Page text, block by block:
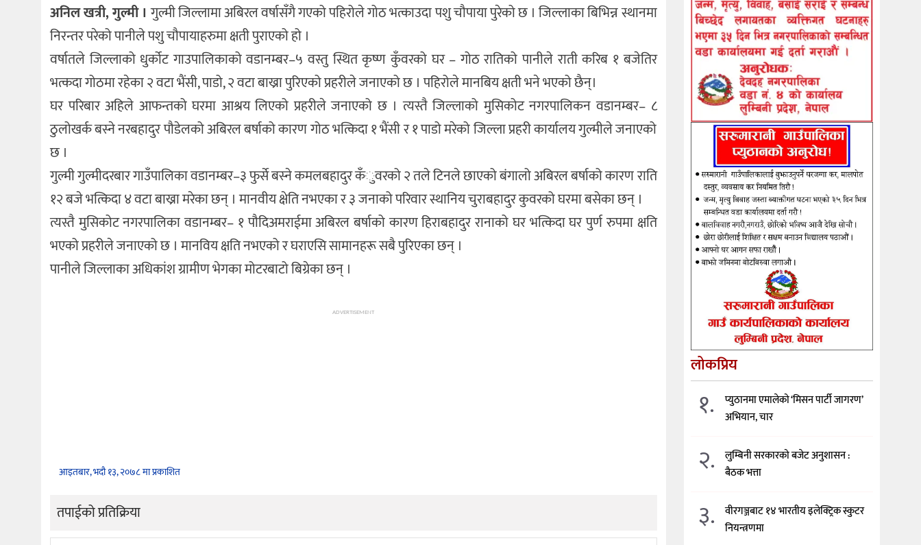
अनिल खत्री, गुल्मी । गुल्मी जिल्लामा अबिरल वर्षासँगै गएको पहिरोले गोठ भत्काउदा पशु चौपाया पुरेको छ । जिल्लाका बिभिन्न स्थानमा
निरन्तर परेको पानीले पशु चौपायाहरुमा क्षती पुराएको हो ।
वर्षातले जिल्लाको धुर्कोट गाउपालिकाको वडानम्बर–५ वस्तु स्थित कृष्ण कुँवरको घर – गोठ रातिको पानीले राती करिब १ बजेतिर
भत्कदा गोठमा रहेका २ वटा भैंसी, पाडो, २ वटा बाख्रा पुरिएको प्रहरीले जनाएको छ । पहिरोले मानबिय क्षती भने भएको छैन्।
घर परिबार अहिले आफन्तको घरमा आश्रय लिएको प्रहरीले जनाएको छ । त्यस्तै जिल्लाको मुसिकोट नगरपालिकन वडानम्बर– ८
ठुलोखर्क बस्ने नरबहादुर पौडेलको अबिरल बर्षाको कारण गोठ भत्किदा १ भैंसी र १ पाडो मरेको जिल्ला प्रहरी कार्यालय गुल्मीले जनाएको
छ ।
गुल्मी गुल्मीदरबार गाउँपालिका वडानम्बर–३ फुर्से बस्ने कमलबहादुर कँुवरको २ तले टिनले छाएको बंगालो अबिरल बर्षाको कारण राति
१२ बजे भत्किदा ४ वटा बाख्रा मरेका छन् । मानवीय क्षेति नभएका र ३ जनाको परिवार स्थानिय चुराबहादुर कुवरको घरमा बसेका छन् ।
त्यस्तै मुसिकोट नगरपालिका वडानम्बर– १ पौदिअमराईमा अबिरल बर्षाको कारण हिराबहादुर रानाको घर भत्किदा घर पुर्ण रुपमा क्षति
भएको प्रहरीले जनाएको छ । मानविय क्षति नभएको र घराएसि सामानहरू सबै पुरिएका छन् ।
पानीले जिल्लाका अधिकांश ग्रामीण भेगका मोटरबाटो बिग्रेका छन् ।
ADVERTISEMENT
आइतबार, भदौ १३, २०७८ मा प्रकाशित
तपाईको प्रतिक्रिया
लोकप्रिय
१.
प्युठानमा एमालेको ‘मिसन पार्टी जागरण’
अभियान, चार
२.
लुम्बिनी सरकारको बजेट अनुशासन :
बैठक भत्ता
३.
वीरगञ्जबाट १४ भारतीय इलेक्ट्रिक स्कुटर
नियन्त्रणमा